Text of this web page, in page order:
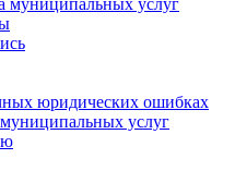
муниципальных услуг
юридических ошибках
услуг